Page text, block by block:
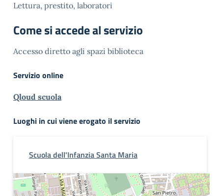
Lettura, prestito, laboratori
Come si accede al servizio
Accesso diretto agli spazi biblioteca
Servizio online
Qloud scuola
Luoghi in cui viene erogato il servizio
Scuola dell'Infanzia Santa Maria